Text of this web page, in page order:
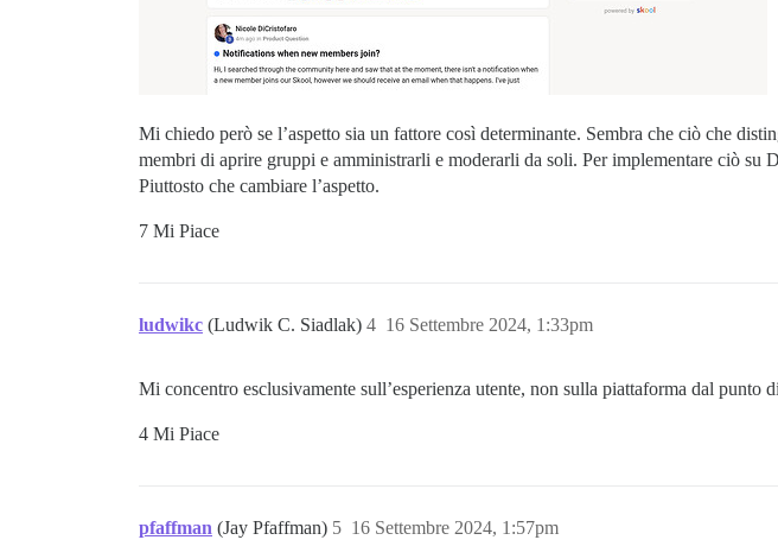
Mi chiedo però se l’aspetto sia un fattore così determinante. Sembra che ciò che
membri di aprire gruppi e amministrarli e moderarli da soli. Per implementare ciò su
Piuttosto che cambiare l’aspetto.
7 Mi Piace
ludwikc (Ludwik C. Siadlak) 16 Settembre 2024, 1:33pm
4
Mi concentro esclusivamente sull’esperienza utente, non sulla piattaforma dal punto
4 Mi Piace
pfaffman (Jay Pfaffman) 16 Settembre 2024, 1:57pm
5